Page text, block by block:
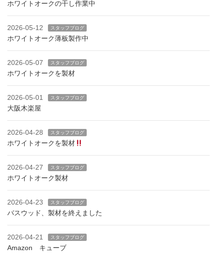
ホワイトオークの干し作業中
2026-05-12 スタッフブログ
ホワイトオーク薄板製作中
2026-05-07 スタッフブログ
ホワイトオークを製材
2026-05-01 スタッフブログ
大阪木楽屋
2026-04-28 スタッフブログ
ホワイトオークを製材
2026-04-27 スタッフブログ
ホワイトオーク製材
2026-04-23 スタッフブログ
バスウッド、製材を終えました
2026-04-21 スタッフブログ
Amazon キューブ